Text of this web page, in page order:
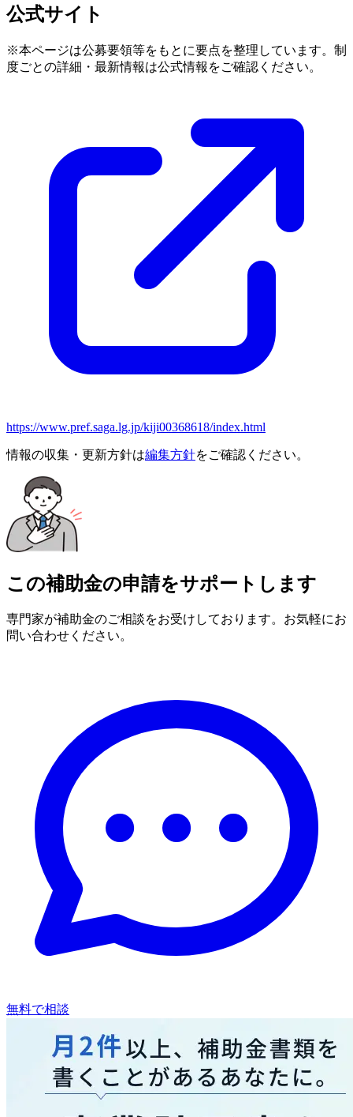
公式サイト
※本ページは公募要領等をもとに要点を整理しています。制
度ごとの詳細・最新情報は公式情報をご確認ください。
https://www.pref.saga.lg.jp/kiji00368618/index.html
情報の収集・更新方針は編集方針をご確認ください。
この補助金の申請をサポートします
専門家が補助金のご相談をお受けしております。お気軽にお
問い合わせください。
無料で相談